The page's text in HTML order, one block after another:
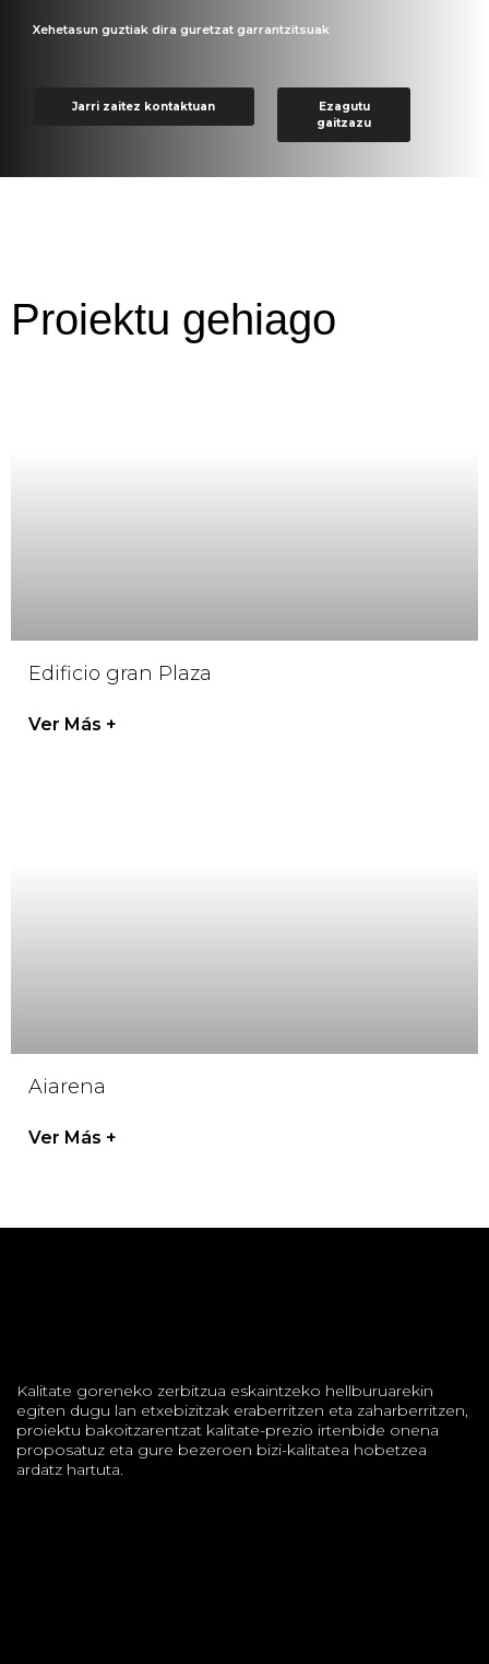
Xehetasun guztiak dira guretzat garrantzitsuak
Jarri zaitez kontaktuan
Ezagutu
gaitzazu
Proiektu gehiago
Edificio gran Plaza
Ver Más +
Aiarena
Ver Más +
Kalitate goreneko zerbitzua eskaintzeko hellburuarekin
egiten dugu lan etxebizitzak eraberritzen eta zaharberritzen,
proiektu bakoitzarentzat kalitate-prezio irtenbide onena
proposatuz eta gure bezeroen bizi-kalitatea hobetzea
ardatz hartuta.